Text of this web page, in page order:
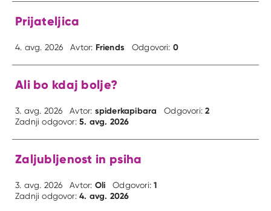
Prijateljica
4. avg. 2026 Avtor: Friends Odgovori: 0
Ali bo kdaj bolje?
3. avg. 2026 Avtor: spiderkapibara Odgovori:2
Zadnji odgovor:5. avg. 2026
Zaljubljenost in psiha
3. avg. 2026 Avtor: Oli Odgovori:1
Zadnji odgovor:4. avg. 2026